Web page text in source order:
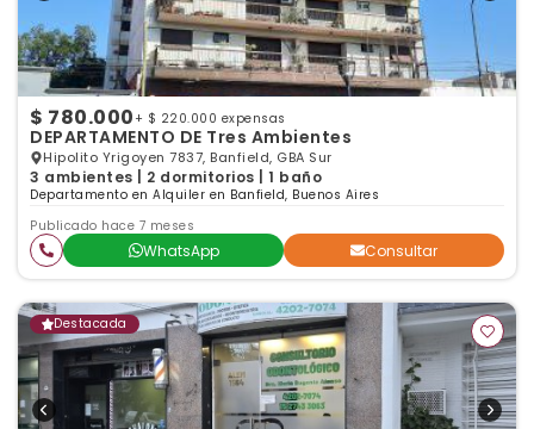
$ 780.000 + $ 220.000 expensas
DEPARTAMENTO DE Tres Ambientes
Hipolito Yrigoyen 7837, Banfield, GBA Sur
3 ambientes | 2 dormitorios | 1 baño
Departamento en Alquiler en Banfield, Buenos Aires
Publicado hace 7 meses
WhatsApp Consultar
Destacada